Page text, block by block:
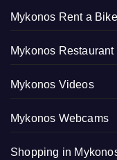
Mykonos Rent a
Mykonos Restaurant
Mykonos Videos
Mykonos Webcams
Shopping in